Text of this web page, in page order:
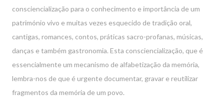
consciencialização para o conhecimento e importância de um
património vivo e muitas vezes esquecido de tradição oral,
cantigas, romances, contos, práticas sacro-profanas, músicas,
danças e também gastronomia. Esta consciencialização, que é
essencialmente um mecanismo de alfabetização da memória,
lembra-nos de que é urgente documentar, gravar e reutilizar
fragmentos da memória de um povo.